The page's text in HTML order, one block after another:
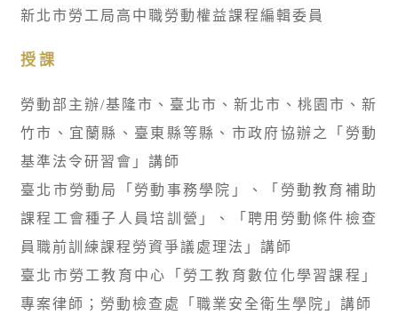
新北市勞工局高中職勞動權益課程編輯委員
授課
勞動部主辦/基隆市、臺北市、新北市、桃園市、新
竹市、宜蘭縣、臺東縣等縣、市政府協辦之「勞動
基準法令研習會」講師
臺北市勞動局「勞動事務學院」、「勞動教育補助
課程工會種子人員培訓營」、「聘用勞動條件檢查
員職前訓練課程勞資爭議處理法」講師
臺北市勞工教育中心「勞工教育數位化學習課程」
專案律師；勞動檢查處「職業安全衛生學院」講師